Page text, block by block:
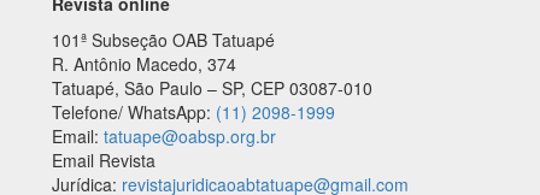
101ª Subseção OAB Tatuapé
R. Antônio Macedo, 374
Tatuapé, São Paulo – SP, CEP 03087-010
Telefone/ WhatsApp: (11) 2098-1999
Email: tatuape@oabsp.org.br
Email Revista
Jurídica: revistajuridicaoabtatuape@gmail.com